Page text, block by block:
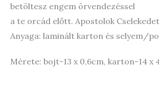
betöltesz engem örvendezéssel
a te orcád előtt. Apostolok
Anyaga: laminált karton és selyem/
Mérete: bojt-13 x 0,6cm, karton-14 x